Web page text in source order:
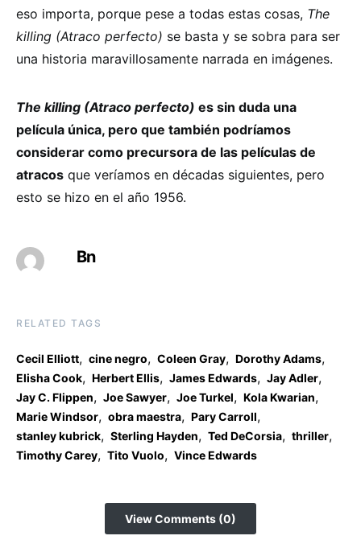
eso importa, porque pese a todas estas cosas, The
killing (Atraco perfecto) se basta y se sobra para ser
una historia maravillosamente narrada en imágenes.
The killing (Atraco perfecto) es sin duda una
película única, pero que también podríamos
considerar como precursora de las películas de
atracos que veríamos en décadas siguientes, pero
esto se hizo en el año 1956.
Bn
RELATED TAGS
Cecil Elliott, cine negro, Coleen Gray, Dorothy Adams,
Elisha Cook, Herbert Ellis, James Edwards, Jay Adler,
Jay C. Flippen, Joe Sawyer, Joe Turkel, Kola Kwarian,
Marie Windsor, obra maestra, Pary Carroll,
stanley kubrick, Sterling Hayden, Ted DeCorsia, thriller,
Timothy Carey, Tito Vuolo, Vince Edwards
View Comments (0)